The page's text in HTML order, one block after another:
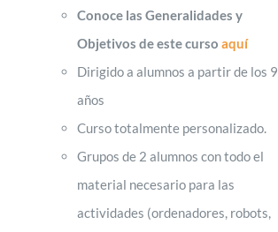
Conoce las Generalidades y
Objetivos de este cursoaquí
Dirigido a alumnos a partir de los 9
años
Curso totalmente personalizado.
Grupos de 2 alumnos con todo el
material necesario para las
actividades (ordenadores, robots,